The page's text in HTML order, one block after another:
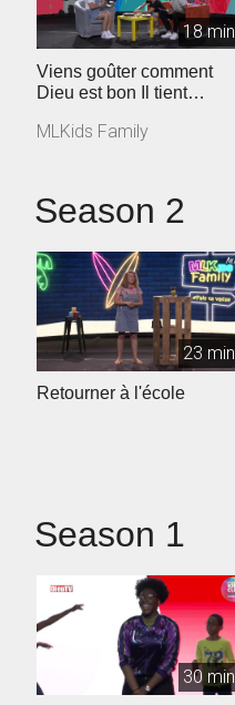
18 min
Viens goûter comment
Dieu est bon Il tient
MLKids Family
Season 2
23 min
Retourner à l'école
Season 1
30 min